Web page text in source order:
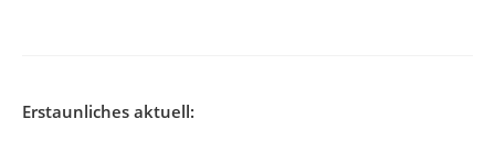
Erstaunliches aktuell: